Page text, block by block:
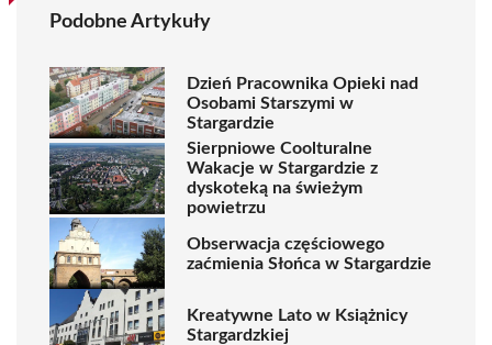
Podobne Artykuły
Dzień Pracownika Opieki nad
Osobami Starszymi w
Stargardzie
Sierpniowe Coolturalne
Wakacje w Stargardzie z
dyskoteką na świeżym
powietrzu
Obserwacja częściowego
zaćmienia Słońca w Stargardzie
Kreatywne Lato w Książnicy
Stargardzkiej